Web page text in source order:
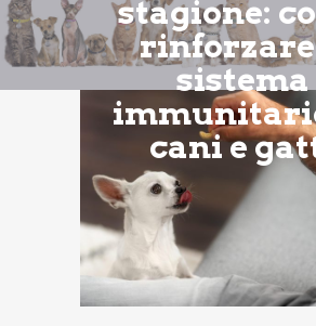
stagione:
sistema
cani e